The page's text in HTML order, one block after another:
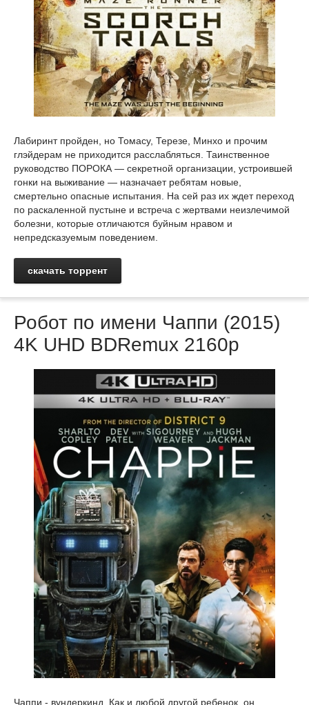
Лабиринт пройден, но Томасу, Терезе, Минхо и прочим
глэйдерам не приходится расслабляться. Таинственное
руководство ПОРОКА — секретной организации, устроившей
гонки на выживание — назначает ребятам новые,
смертельно опасные испытания. На сей раз их ждет переход
по раскаленной пустыне и встреча с жертвами неизлечимой
болезни, которые отличаются буйным нравом и
непредсказуемым поведением.
скачать торрент
Робот по имени Чаппи (2015)
4K UHD BDRemux 2160p
Чаппи - вундеркинд. Как и любой другой ребенок, он